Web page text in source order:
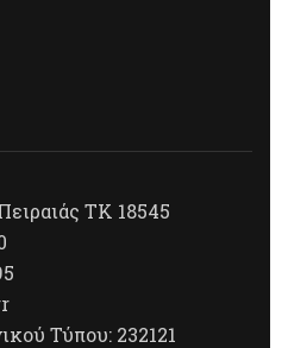
ΤΚ 18545
Τύπου: 232121